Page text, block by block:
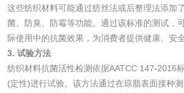
这些纺织材料可能通过纺丝法或后整理法添加
菌、防臭、防霉等功能。通过该标准的测试，
际使用中的抗菌效果，为消费者提供健康、安
3. 试验方法
纺织材料抗菌活性检测依据AATCC 147-2016
(定性)进行试验。该方法通过在琼脂表面接种
化妆品眼刺激试验
性试验
皮肤光变态反应试